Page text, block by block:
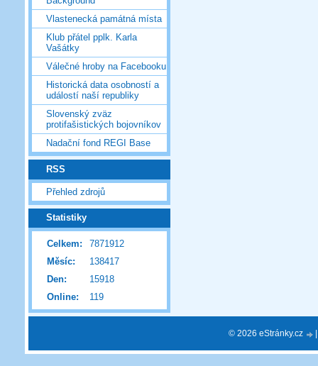
Vlastenecká památná místa
Klub přátel pplk. Karla
Vašátky
Válečné hroby na Facebooku
Historická data osobností a
událostí naší republiky
Slovenský zväz
protifašistických bojovníkov
Nadační fond REGI Base
RSS
Přehled zdrojů
Statistiky
Online: 119
Celkem:
7871912
Měsíc:
138417
Den:
15918
© 2026 eStránky.cz